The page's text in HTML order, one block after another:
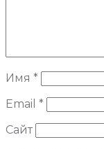
Имя *
Email *
Сайт